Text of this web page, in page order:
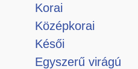
Korai
Középkorai
Késői
Egyszerű virágú